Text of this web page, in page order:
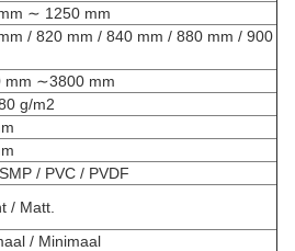
∼ 1250 mm
/ 820 mm / 840 mm / 880 mm / 900
mm ∼3800 mm
g/m2
/ PVC / PVDF
/ Matt.
/ Minimaal